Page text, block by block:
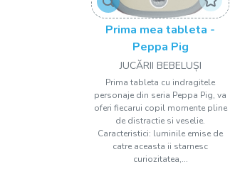
Prima mea tableta -
Peppa Pig
JUCĂRII BEBELUȘI
Prima tableta cu indragitele
personaje din seria Peppa Pig, va
oferi fiecarui copil momente pline
de distractie si veselie.
Caracteristici: luminile emise de
catre aceasta ii starnesc
curiozitatea,...